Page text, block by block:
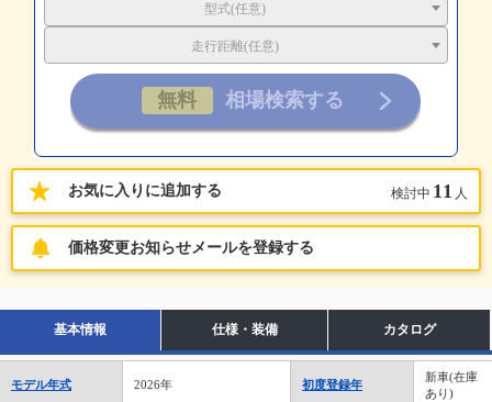
型式(任意)
走行距離(任意)
お気に入りに追加する 検討中 11 人
価格変更お知らせメールを登録する
基本情報 仕様・装備 カタログ
モデル年式 2026年 初度登録年
新車(在庫
あり)